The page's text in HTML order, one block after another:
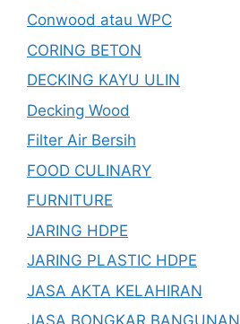
Conwood atau WPC
CORING BETON
DECKING KAYU ULIN
Decking Wood
Filter Air Bersih
FOOD CULINARY
FURNITURE
JARING HDPE
JARING PLASTIC HDPE
JASA AKTA KELAHIRAN